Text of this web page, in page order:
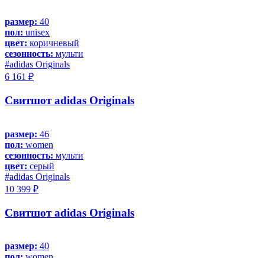
размер: 40
пол: unisex
цвет: коричневый
сезонность: мульти
#adidas Originals
6 161 ₽
Свитшот adidas Originals
размер: 46
пол: women
сезонность: мульти
цвет: серый
#adidas Originals
10 399 ₽
Свитшот adidas Originals
размер: 40